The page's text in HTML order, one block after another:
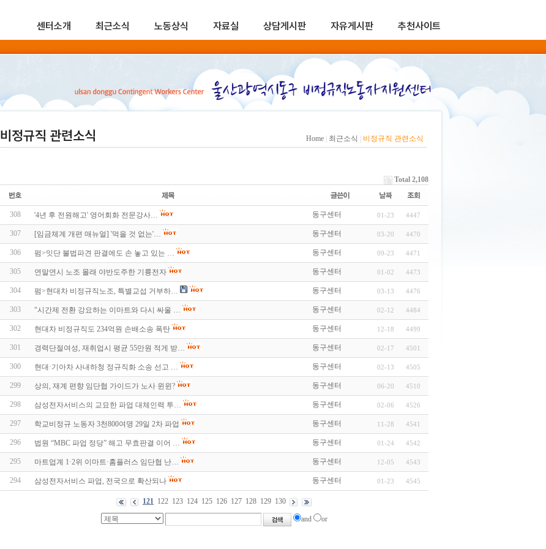
센터소개 최근소식 노동상식 자료실 상담게시판 자유게시판 추천사이트
비정규직 관련소식 Home 최근소식 비정규직 관련소식
Total 2,108
308 '4년 후 전원해고' 영어회화 전문강사… 동구센터 01-23 4447
307 [임금체계 개편 매뉴얼] '먹을 것 없는'… 동구센터 03-20 4470
306 펌>잇단 불법파견 판결에도 손 놓고 있는 … 동구센터 09-23 4471
305 연말연시 노조 몰래 야반도주한 기륭전자 동구센터 01-02 4473
304 펌>현대차 비정규직노조, 특별교섭 거부하… 동구센터 03-13 4476
303 "시간제 전환 강요하는 이마트와 다시 싸울 … 동구센터 02-12 4484
302 현대차 비정규직도 234억원 손배소송 폭탄 동구센터 12-18 4499
301 경력단절여성, 재취업시 평균 55만원 적게 받… 동구센터 02-17 4501
300 현대·기아차 사내하청 정규직화 소송 선고 … 동구센터 02-13 4505
299 상의, 재계 편향 임단협 가이드가 노사 윈윈? 동구센터 06-20 4510
298 삼성전자서비스의 교묘한 파업 대체인력 투… 동구센터 02-06 4526
297 학교비정규 노동자 3천800여명 29일 2차 파업 동구센터 11-28 4541
296 법원 “MBC 파업 정당” 해고 무효판결 이어 … 동구센터 01-24 4542
295 마트업계 1·2위 이마트·홈플러스 임단협 난… 동구센터 12-05 4543
294 삼성전자서비스 파업, 전국으로 확산되나 동구센터 01-23 4545
121 122 123 124 125 126 127 128 129 130
and or